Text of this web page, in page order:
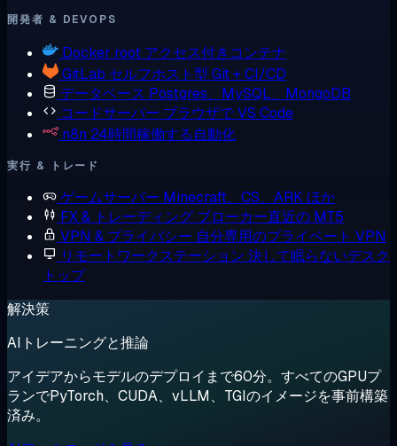
開発者 & DEVOPS
Docker root アクセス付きコンテナ
GitLab セルフホスト型 Git + CI/CD
データベース Postgres、MySQL、MongoDB
コードサーバー ブラウザで VS Code
n8n 24時間稼働する自動化
実行 & トレード
ゲームサーバー Minecraft、CS、ARK ほか
FX & トレーディング ブローカー直近の MT5
VPN & プライバシー 自分専用のプライベート VPN
リモートワークステーション 決して眠らないデスク
トップ
解決策
AIトレーニングと推論
アイデアからモデルのデプロイまで60分。すべてのGPUプ
ランでPyTorch、CUDA、vLLM、TGIのイメージを事前構築
済み。